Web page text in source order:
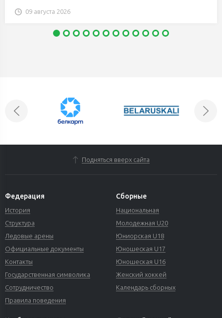
09 августа 2026
Подняться вверх сайта
Федерация
История
Структура
Ледовые арены
Официальные документы
Контакты
Государственная символика
Сотрудничество
Правила поведения
Сборные
Национальная
Молодежная U20
Юниорская U18
Юношеская U17
Юношеская U16
Женский хоккей
Календарь сборных